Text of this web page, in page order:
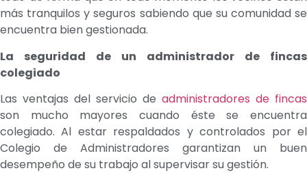
más tranquilos y seguros sabiendo que su comunidad se
encuentra bien gestionada.
La seguridad de un administrador de fincas
colegiado
Las ventajas del servicio de administradores de fincas
son mucho mayores cuando éste se encuentra
colegiado. Al estar respaldados y controlados por el
Colegio de Administradores garantizan un buen
desempeño de su trabajo al supervisar su gestión.